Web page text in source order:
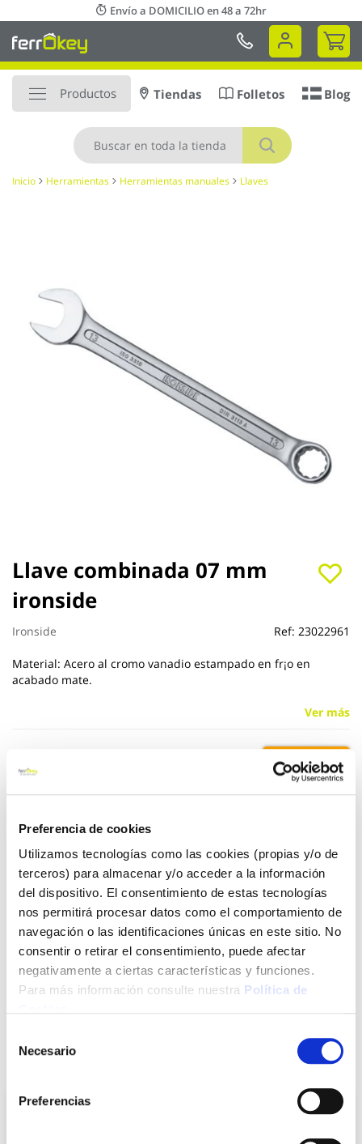
Preferencia de cookies
Utilizamos tecnologías como las cookies (propias y/o de
terceros) para almacenar y/o acceder a la información
del dispositivo. El consentimiento de estas tecnologías
nos permitirá procesar datos como el comportamiento de
navegación o las identificaciones únicas en este sitio. No
consentir o retirar el consentimiento, puede afectar
negativamente a ciertas características y funciones.
Para más información consulte nuestra Política de
Necesario
Preferencias
al
contenido
Envío a DOMICILIO en 48 a 72hr
Mi
Productos
Buscar
Tiendas Folletos Blog
Inicio Herramientas Herramientas manuales Llaves
Llave combinada 07 mm
ironside
Ironside Ref: 23022961
Material: Acero al cromo vanadio estampado en fr¡o en
acabado mate.
Ver más
2,95 €
Click&Collect - Recogida gratis
en nuestras tiendas
Envío a domicilio:
5 días hábiles
+ INFO
galería
imágenes
Saltar
al
comienzo
de
la
de
imágenes